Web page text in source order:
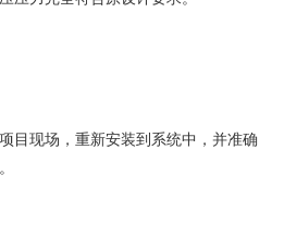
目现场，重新安装到系统中，并准确